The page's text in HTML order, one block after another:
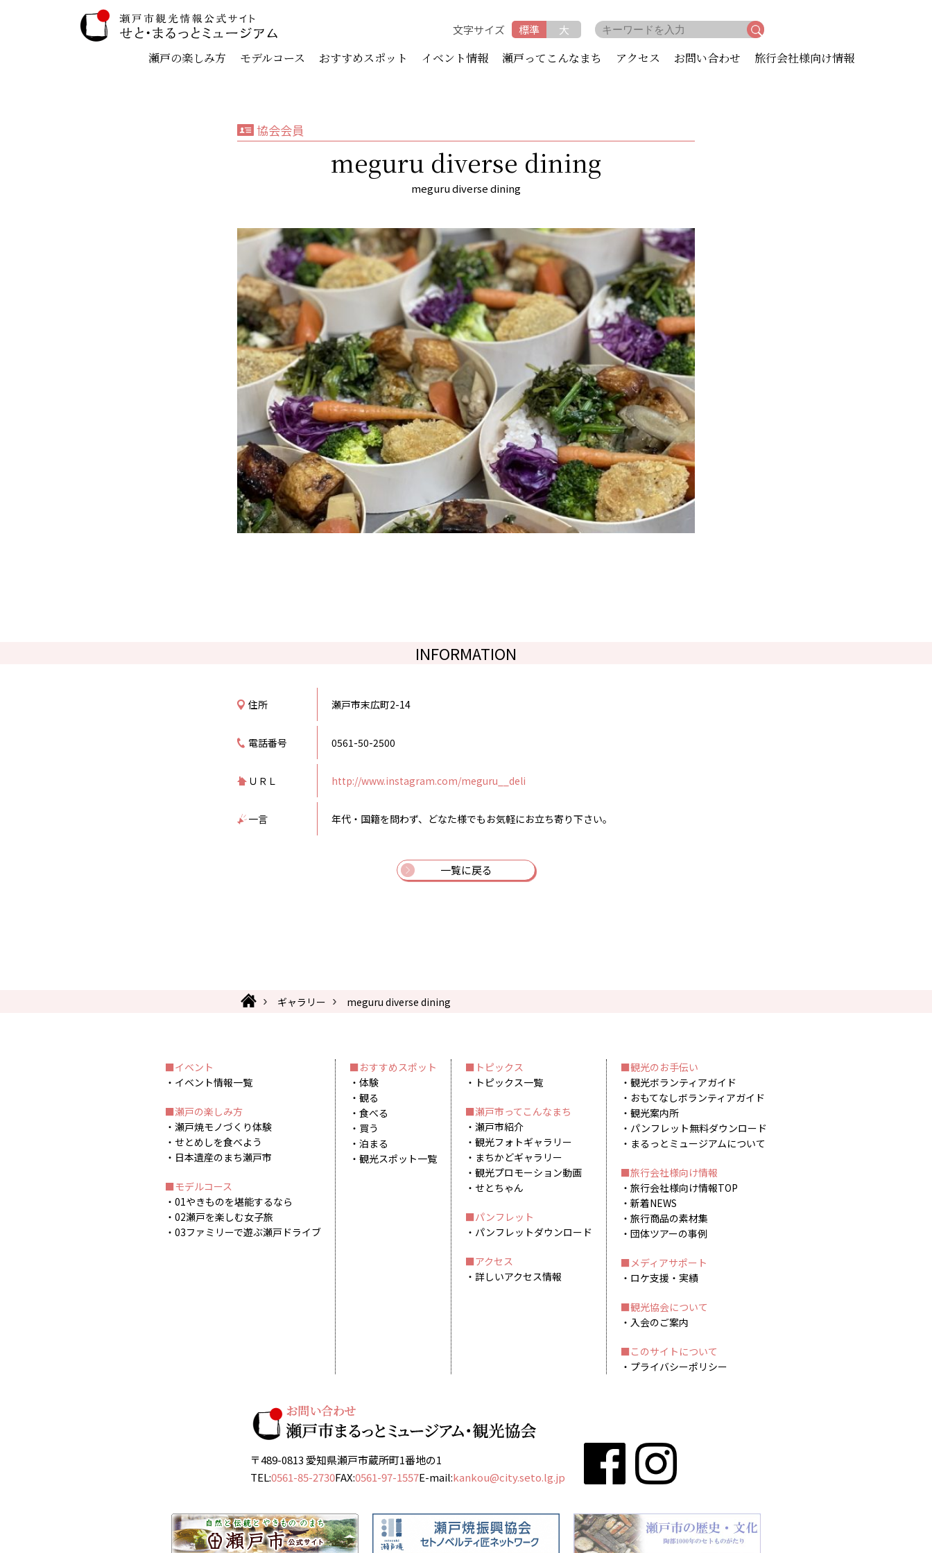
文字サイズ 標準 大
瀬戸の楽しみ方 モデルコース おすすめスポット イベント情報 瀬戸ってこんなまち アクセス お問い合わせ 旅行会社様向け情報
協会会員
meguru diverse dining
meguru diverse dining
INFORMATION
住所 瀬戸市末広町2-14
電話番号 0561-50-2500
ＵＲＬ http://www.instagram.com/meguru__deli
一言 年代・国籍を問わず、どなた様でもお気軽にお立ち寄り下さい。
一覧に戻る
ギャラリー meguru diverse dining
イベント
イベント情報一覧
瀬戸の楽しみ方
瀬戸焼モノづくり体験
せとめしを食べよう
日本遺産のまち瀬戸市
モデルコース
01やきものを堪能するなら
02瀬戸を楽しむ女子旅
03ファミリーで遊ぶ瀬戸ドライブ
おすすめスポット
体験
観る
食べる
買う
泊まる
観光スポット一覧
トピックス
トピックス一覧
瀬戸市ってこんなまち
瀬戸市紹介
観光フォトギャラリー
まちかどギャラリー
観光プロモーション動画
せとちゃん
パンフレット
パンフレットダウンロード
アクセス
詳しいアクセス情報
観光のお手伝い
観光ボランティアガイド
おもてなしボランティアガイド
観光案内所
パンフレット無料ダウンロード
まるっとミュージアムについて
旅行会社様向け情報
旅行会社様向け情報TOP
新着NEWS
旅行商品の素材集
団体ツアーの事例
メディアサポート
ロケ支援・実績
観光協会について
入会のご案内
このサイトについて
プライバシーポリシー
〒489-0813 愛知県瀬戸市蔵所町1番地の1
TEL:0561-85-2730FAX:0561-97-1557E-mail:kankou@city.seto.lg.jp